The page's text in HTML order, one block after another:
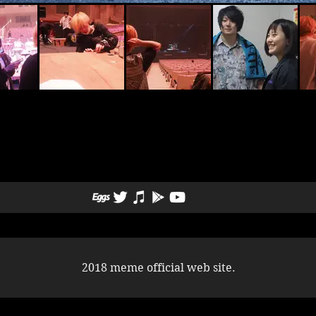
2018 meme official web site.